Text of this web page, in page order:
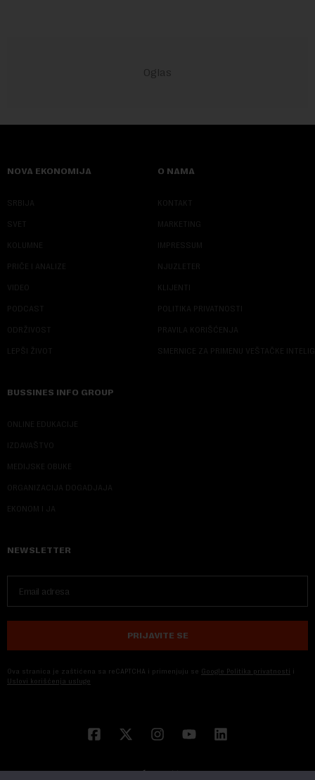
NOVA EKONOMIJA
SRBIJA
SVET
KOLUMNE
PRIČE I ANALIZE
VIDEO
PODCAST
ODRŽIVOST
LEPŠI ŽIVOT
O NAMA
KONTAKT
MARKETING
IMPRESSUM
NJUZLETER
KLIJENTI
POLITIKA PRIVATNOSTI
PRAVILA KORIŠĆENJA
SMERNICE ZA PRIMENU VEŠTAČKE
BUSSINES INFO GROUP
ONLINE EDUKACIJE
IZDAVAŠTVO
MEDIJSKE OBUKE
ORGANIZACIJA DOGADJAJA
EKONOM I JA
NEWSLETTER
PRIJAVITE SE
Ova stranica je zaštićena sa reCAPTCHA i primenjuju se Google Politika privatnosti i
Uslovi korišćenja usluge